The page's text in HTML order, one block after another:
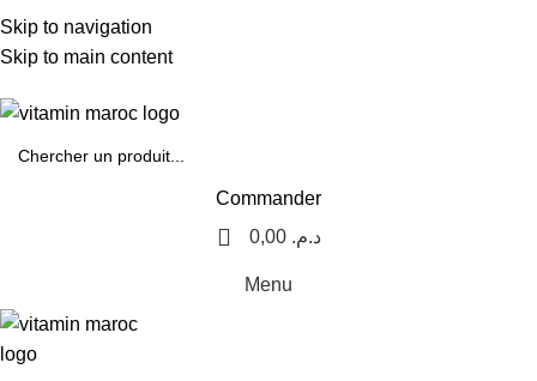
Skip to navigation
Skip to main content
Nouvel Arrivage :
Commander
د.م. 0,00
Menu